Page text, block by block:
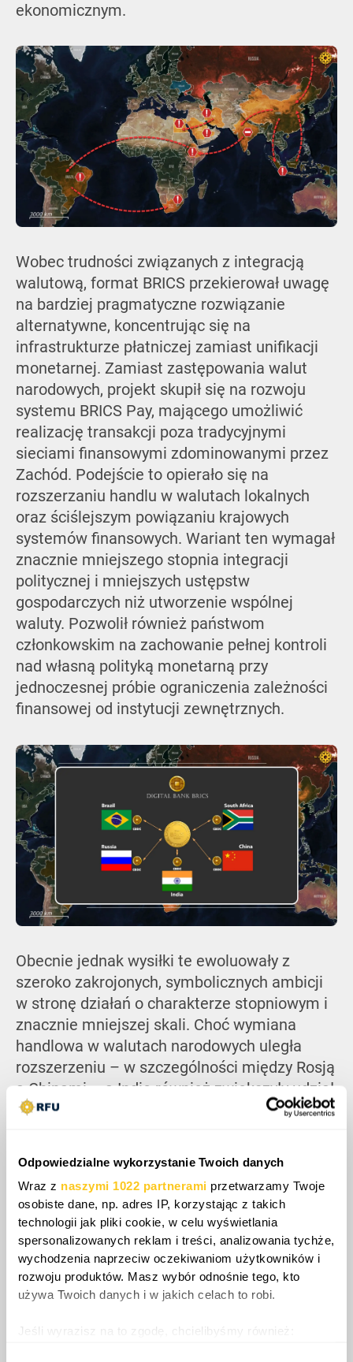
Odpowiedzialne wykorzystanie Twoich danych
Wraz z naszymi 1022 partnerami przetwarzamy Twoje
osobiste dane, np. adres IP, korzystając z takich
technologii jak pliki cookie, w celu wyświetlania
spersonalizowanych reklam i treści, analizowania tychże,
wychodzenia naprzeciw oczekiwaniom użytkowników i
rozwoju produktów. Masz wybór odnośnie tego, kto
używa Twoich danych i w jakich celach to robi.
Jeśli wyrazisz na to zgodę, chcielibyśmy również:
ekonomicznym.
Wobec trudności związanych z integracją
walutową, format BRICS przekierował uwagę
na bardziej pragmatyczne rozwiązanie
alternatywne, koncentrując się na
infrastrukturze płatniczej zamiast unifikacji
monetarnej. Zamiast zastępowania walut
narodowych, projekt skupił się na rozwoju
systemu BRICS Pay, mającego umożliwić
realizację transakcji poza tradycyjnymi
sieciami finansowymi zdominowanymi przez
Zachód. Podejście to opierało się na
rozszerzaniu handlu w walutach lokalnych
oraz ściślejszym powiązaniu krajowych
systemów finansowych. Wariant ten wymagał
znacznie mniejszego stopnia integracji
politycznej i mniejszych ustępstw
gospodarczych niż utworzenie wspólnej
waluty. Pozwolił również państwom
członkowskim na zachowanie pełnej kontroli
nad własną polityką monetarną przy
jednoczesnej próbie ograniczenia zależności
finansowej od instytucji zewnętrznych.
Obecnie jednak wysiłki te ewoluowały z
szeroko zakrojonych, symbolicznych ambicji
w stronę działań o charakterze stopniowym i
znacznie mniejszej skali. Choć wymiana
handlowa w walutach narodowych uległa
rozszerzeniu – w szczególności między Rosją
a Chinami – a Indie również zwiększyły udział
rozliczeń lokalnych w wybranych
priorytety strategiczne nadal determinują
tempo współpracy: podczas gdy Moskwa i
Pekin silnie forsują działania na rzecz
uniezależnienia się od zachodnich systemów
finansowych, państwa takie jak Indie i Brazylia
przyjmują bardziej koncyliacyjną i ostrożną
postawę, balansując te inicjatywy poprzez
utrzymywanie szerokich relacji